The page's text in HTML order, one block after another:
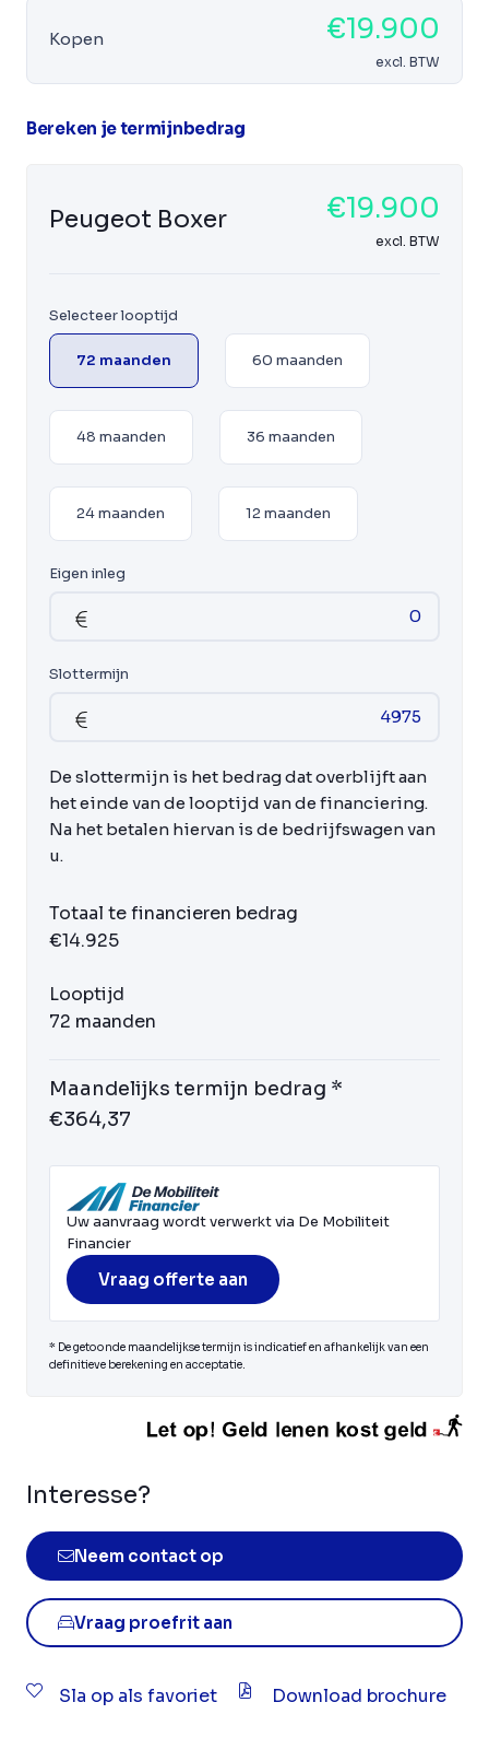
Kopen €19.900
excl. BTW
Bereken je termijnbedrag
Peugeot Boxer €19.900
excl. BTW
Selecteer looptijd
72 maanden 60 maanden
48 maanden 36 maanden
24 maanden 12 maanden
Eigen inleg
Slottermijn
De slottermijn is het bedrag dat overblijft aan
het einde van de looptijd van de financiering.
Na het betalen hiervan is de bedrijfswagen van
u.
Totaal te financieren bedrag
€14.925
Looptijd
72 maanden
Maandelijks termijn bedrag *
€364,37
Uw aanvraag wordt verwerkt via De Mobiliteit
Financier
Vraag offerte aan
* De getoonde maandelijkse termijn is indicatief en afhankelijk van een
definitieve berekening en acceptatie.
Interesse?
Neem contact op
Vraag proefrit aan
Sla op als favoriet Download brochure